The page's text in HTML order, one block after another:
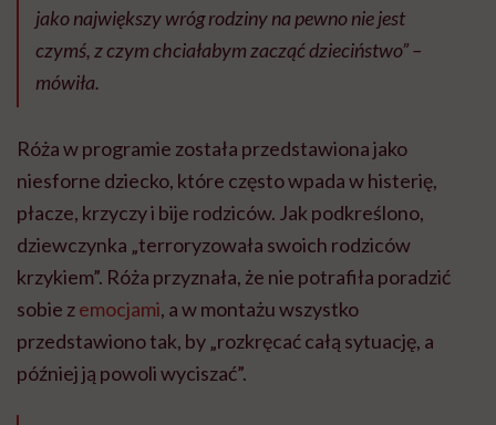
jako największy wróg rodziny na pewno nie jest
czymś, z czym chciałabym zacząć dzieciństwo” –
mówiła.
Róża w programie została przedstawiona jako
niesforne dziecko, które często wpada w histerię,
płacze, krzyczy i bije rodziców. Jak podkreślono,
dziewczynka „terroryzowała swoich rodziców
krzykiem”. Róża przyznała, że nie potrafiła poradzić
sobie zemocjami, a w montażu wszystko
przedstawiono tak, by „rozkręcać całą sytuację, a
później ją powoli wyciszać”.